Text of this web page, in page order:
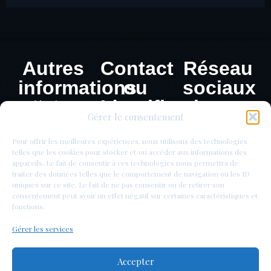
Gérer le consentement
Pour offrir les meilleures expériences, nous utilisons des technologies
telles que les cookies pour stocker et/ou accéder aux informations des
appareils. Le fait de consentir à ces technologies nous permettra de
traiter des données telles que le comportement de navigation ou les ID
uniques sur ce site. Le fait de ne pas consentir ou de retirer son
consentement peut avoir un effet négatif sur certaines caractéristiques et
fonctions.
Gérer les services
Accepter
Autres
informations
Mentions
confidentialité
Contact
ou
Identification
de
monnaie
Réseau
sociaux